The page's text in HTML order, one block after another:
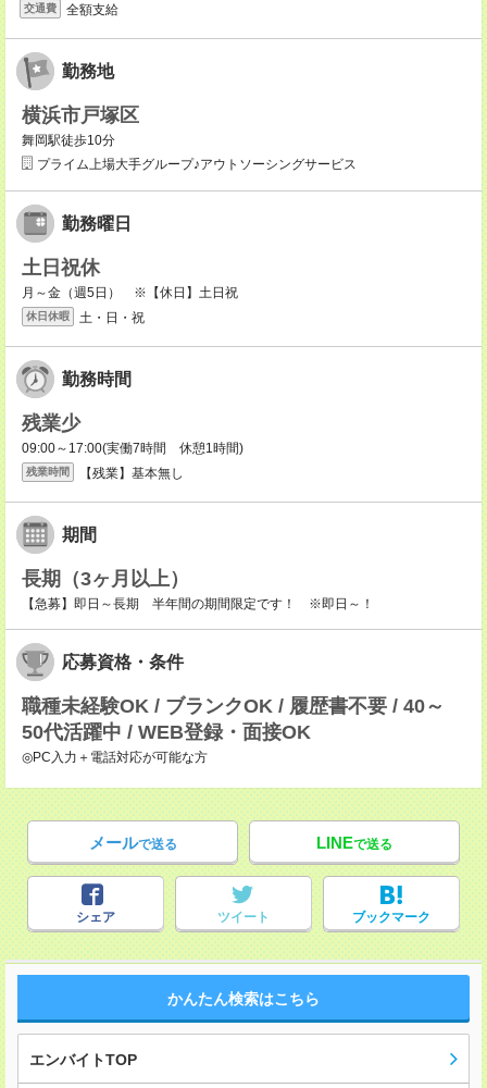
交通費 全額支給
勤務地
横浜市戸塚区
舞岡駅徒歩10分
プライム上場大手グループ♪アウトソーシングサービス
勤務曜日
土日祝休
月～金（週5日） ※【休日】土日祝
休日休暇 土・日・祝
勤務時間
残業少
09:00～17:00(実働7時間 休憩1時間)
残業時間 【残業】基本無し
期間
長期（3ヶ月以上）
【急募】即日～長期 半年間の期間限定です！ ※即日～！
応募資格・条件
職種未経験OK / ブランクOK / 履歴書不要 / 40～
50代活躍中 / WEB登録・面接OK
◎PC入力＋電話対応が可能な方
メールで送る LINEで送る
シェア ツイート ブックマーク
かんたん検索はこちら
エンバイトTOP